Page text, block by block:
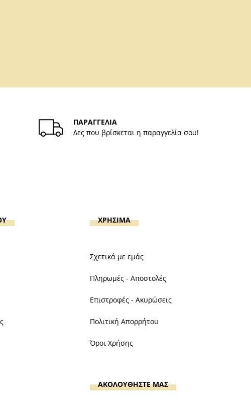
ΠΑΡΑΓΓΕΛΙΑ
Δες που βρίσκεται η παραγγελία σου!
ΧΡΗΣΙΜΑ
Σχετικά με εμάς
Πληρωμές - Αποστολές
Επιστροφές - Ακυρώσεις
Πολιτική Απορρήτου
Όροι Χρήσης
ΑΚΟΛΟΥΘΗΣΤΕ ΜΑΣ